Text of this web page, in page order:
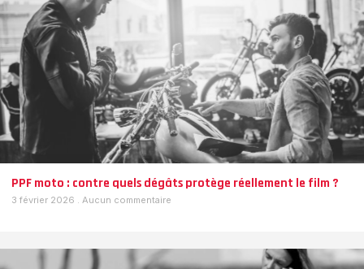
PPF moto : contre quels dégâts protège réellement le film ?
3 février 2026 Aucun commentaire